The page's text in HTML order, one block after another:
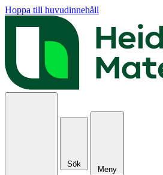
Hoppa till huvudinnehåll
Sök
Meny